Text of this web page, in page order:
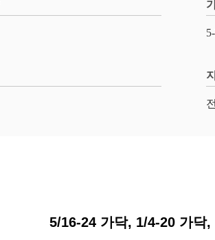
5/16-24 가닥, 1/4-20 가닥